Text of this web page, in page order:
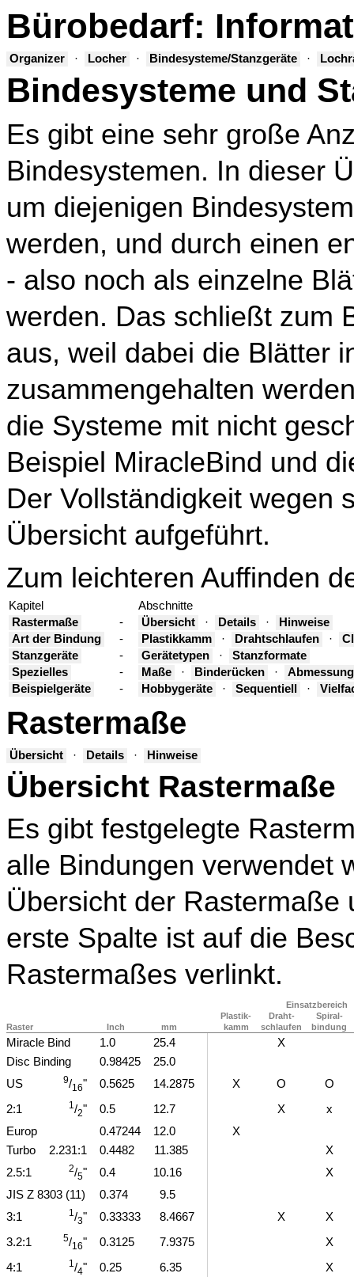
Bürobedarf:
Organizer · Locher · Bindesysteme/Stanzgeräte ·
Bindesysteme und
Es gibt eine sehr große
Bindesystemen. In dieser
um diejenigen
werden, und durch einen
- also noch als einzelne
werden. Das schließt zum
aus, weil dabei die Blätter
zusammengehalten
die Systeme mit nicht
Beispiel MiracleBind und
Der Vollständigkeit wegen
Übersicht aufgeführt.
Zum leichteren Auffinden
Kapitel
Abschnitte
Rastermaße
- Übersicht · Details ·
Hinweise
Art der Bindung
- Plastikkamm · Drahtschlaufen ·
Stanzgeräte
- Gerätetypen ·
Stanzformate
Spezielles
- Maße · Binderücken ·
Beispielgeräte
- Hobbygeräte · Sequentiell ·
Rastermaße
Übersicht · Details · Hinweise
Übersicht Rastermaße
Es gibt festgelegte
alle Bindungen verwendet
Übersicht der Rastermaße
erste Spalte ist auf die
Rastermaßes verlinkt.
Einsatzbereich
Plastik-
Draht-
Spiral-
Raster
Inch mm kamm schlaufen bindung
Miracle Bind 1.0 25.4
X
Disc Binding
0.98425 25.0
US
9/16" 0.5625 14.2875 X O
O
2:1
1/2" 0.5 12.7 X
x
Europ
0.47244 12.0
X
Turbo
2.231:1 0.4482 11.385
X
2.5:1
2/5" 0.4 10.16
X
JIS Z 8303 (11)
0.374 9.5
3:1
1/3" 0.33333 8.4667 X
X
3.2:1
5/16" 0.3125 7.9375
X
4:1
1/4" 0.25 6.35
X